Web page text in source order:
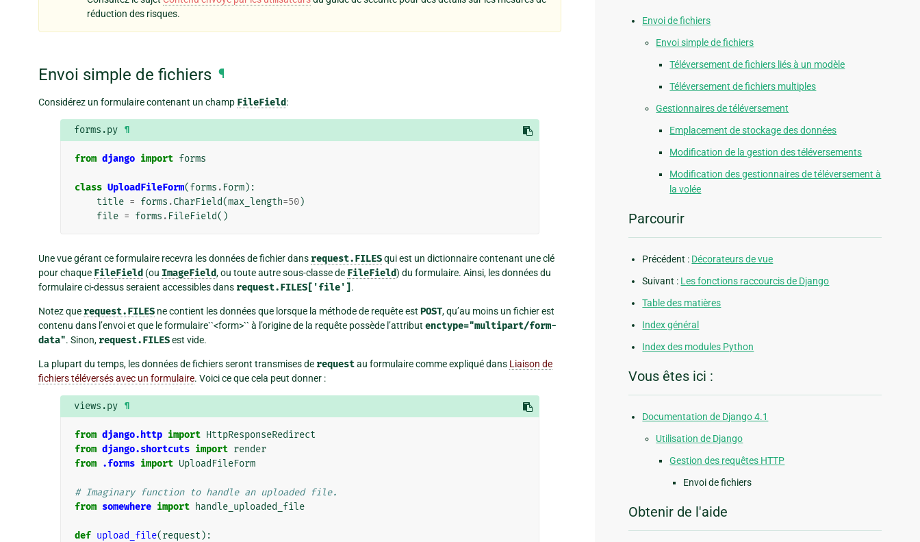
réduction des risques.
Envoi simple de fichiers ¶
Considérez un formulaire contenant un champ FileField:
forms.py ¶
from django import forms
class UploadFileForm(forms . Form):
title = forms .CharField(max_length=50)
file = forms . FileField()
Une vue gérant ce formulaire recevra les données de fichier dans request.FILESqui est un dictionnaire contenant une clé
pour chaque FileField (ou ImageField, ou toute autre sous-classe de FileField) du formulaire. Ainsi, les données du
formulaire ci-dessus seraient accessibles dans request.FILES['file'] .
Notez que request.FILES ne contient les données que lorsque la méthode de requête est POST, qu’au moins un fichier est
contenu dans l’envoi et que le formulaire``<form>`` à l’origine de la requête possède l’attribut enctype="multipart/form-
data". Sinon, request.FILESest vide.
La plupart du temps, les données de fichiers seront transmises de requestau formulaire comme expliqué dans Liaison de
fichiers téléversés avec un formulaire. Voici ce que cela peut donner :
views.py ¶
from django.http import HttpResponseRedirect
from django.shortcuts import render
from .forms import UploadFileForm
# Imaginary function to handle an uploaded file.
from somewhere import handle_uploaded_file
def upload_file(request ):
Envoi de fichiers
Envoi simple de fichiers
Téléversement de fichiers liés à un modèle
Téléversement de fichiers multiples
Gestionnaires de téléversement
Emplacement de stockage des données
Modification de la gestion des téléversements
Modification des gestionnaires de téléversement à
la volée
Parcourir
Précédent : Décorateurs de vue
Suivant : Les fonctions raccourcis de Django
Table des matières
Index général
Index des modules Python
Vous êtes ici :
Documentation de Django 4.1
Utilisation de Django
Gestion des requêtes HTTP
Envoi de fichiers
Obtenir de l'aide